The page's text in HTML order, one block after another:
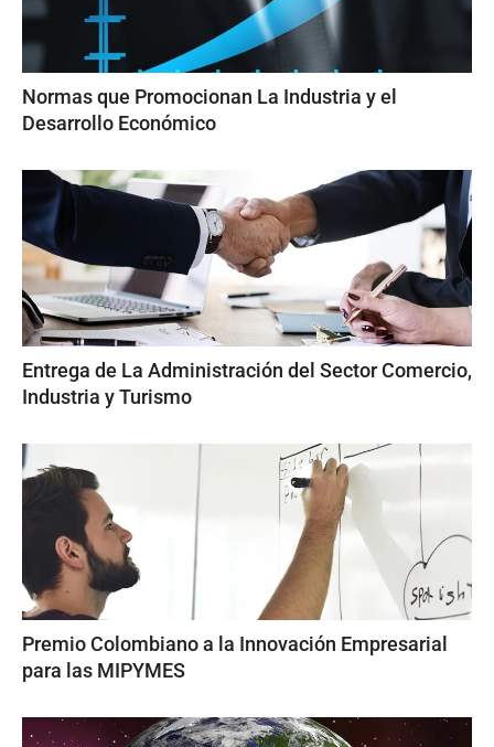
Normas que Promocionan La Industria y el
Desarrollo Económico
Entrega de La Administración del Sector Comercio,
Industria y Turismo
Premio Colombiano a la Innovación Empresarial
para las MIPYMES